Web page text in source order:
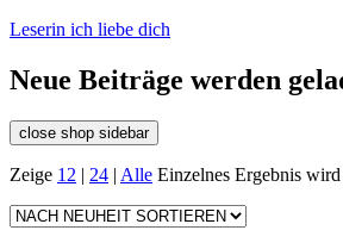
Leserin ich liebe dich
Neue Beiträge werden
close shop sidebar
Zeige 12 | 24 | Alle Einzelnes Ergebnis